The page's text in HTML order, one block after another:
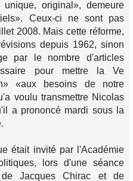
original», demeure
Ceux-ci ne sont pas
2008. Mais cette réforme,
depuis 1962, sinon
par le nombre d'articles
pour mettre la Ve
«aux besoins de notre
voulu transmettre Nicolas
a prononcé mardi sous la
était invité par l'Académie
lors d'une séance
Jacques Chirac et de